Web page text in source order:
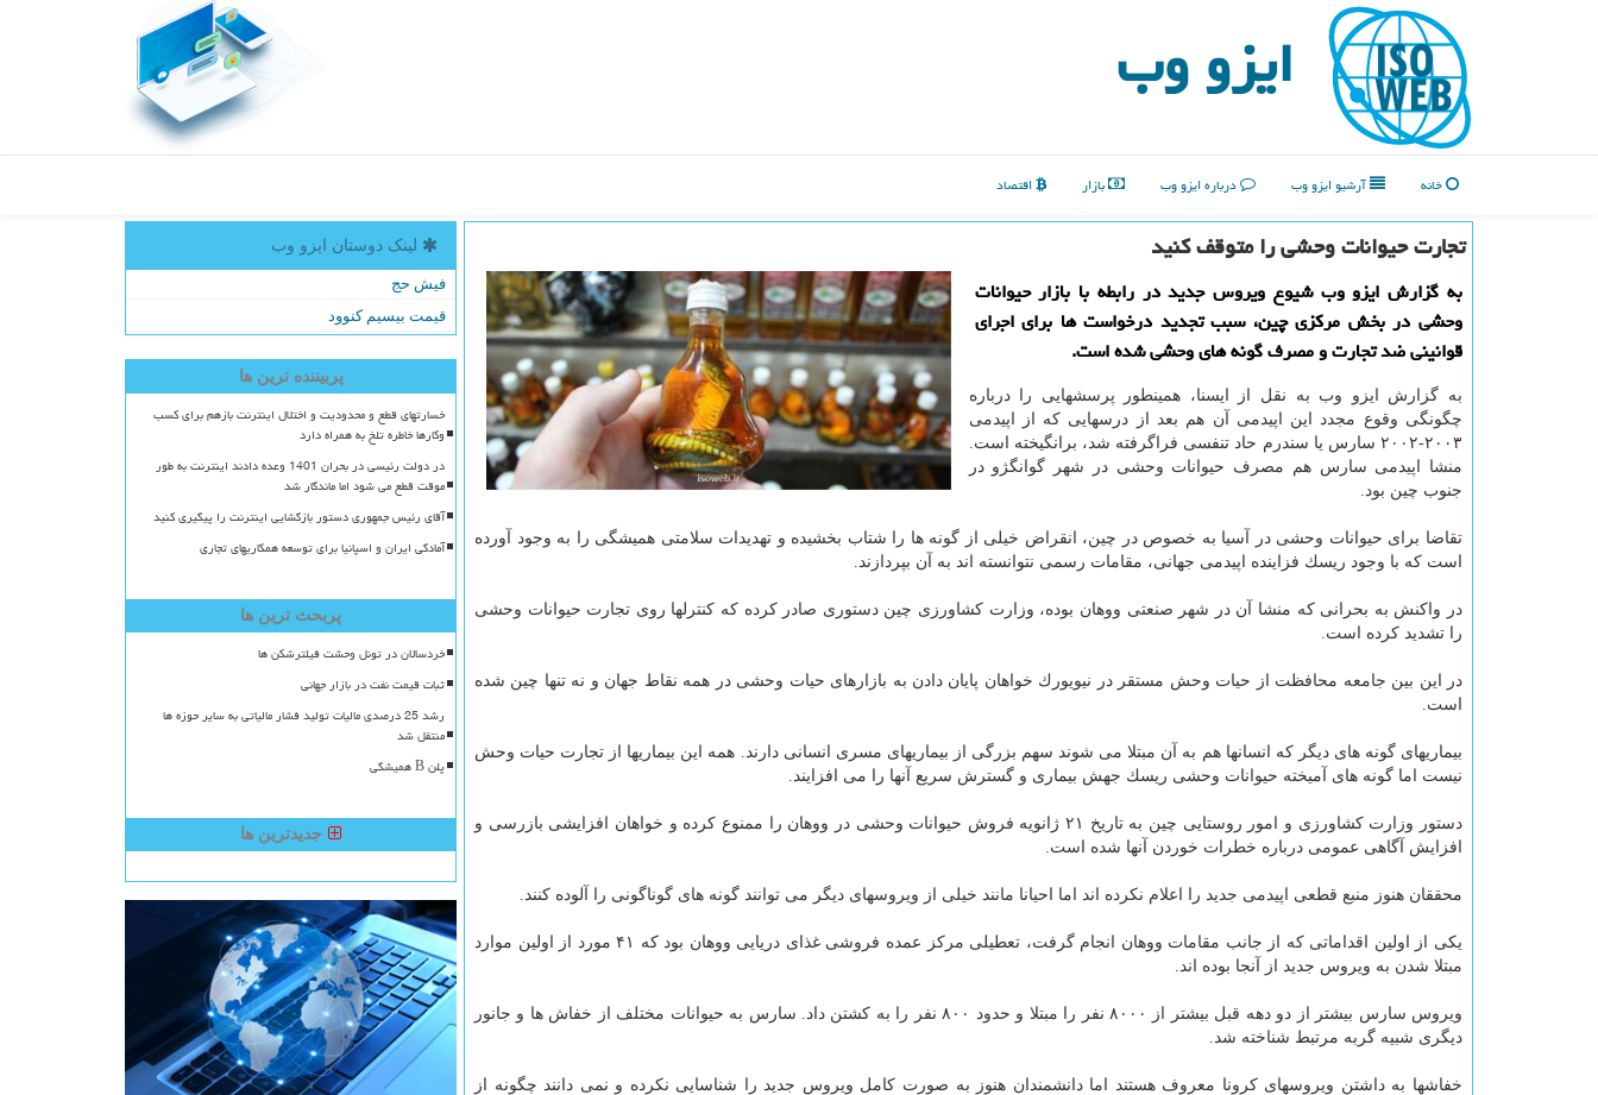
ایزو وب
خانه آرشیو ایزو وب درباره ایزو وب بازار اقتصاد
تجارت حیوانات وحشی را متوقف كنید
به گزارش ایزو وب شیوع ویروس جدید در رابطه با بازار حیوانات
وحشی در بخش مركزی چین، سبب تجدید درخواست ها برای اجرای
قوانینی ضد تجارت و مصرف گونه های وحشی شده است.
به گزارش ایزو وب به نقل از ایسنا، همینطور پرسشهایی را درباره
چگونگی وقوع مجدد این اپیدمی آن هم بعد از درسهایی كه از اپیدمی
۲۰۰۳-۲۰۰۲ سارس یا سندرم حاد تنفسی فراگرفته شد، برانگیخته است.
منشا اپیدمی سارس هم مصرف حیوانات وحشی در شهر گوانگژو در
جنوب چین بود.
تقاضا برای حیوانات وحشی در آسیا به خصوص در چین، انقراض خیلی از گونه ها را شتاب بخشیده و تهدیدات سلامتی همیشگی را به وجود آورده
است كه با وجود ریسك فزاینده اپیدمی جهانی، مقامات رسمی نتوانسته اند به آن بپردازند.
در واكنش به بحرانی كه منشا آن در شهر صنعتی ووهان بوده، وزارت كشاورزی چین دستوری صادر كرده كه كنترلها روی تجارت حیوانات وحشی
را تشدید كرده است.
در این بین جامعه محافظت از حیات وحش مستقر در نیویورك خواهان پایان دادن به بازارهای حیات وحشی در همه نقاط جهان و نه تنها چین شده
است.
بیماریهای گونه های دیگر كه انسانها هم به آن مبتلا می شوند سهم بزرگی از بیماریهای مسری انسانی دارند. همه این بیماریها از تجارت حیات وحش
نیست اما گونه های آمیخته حیوانات وحشی ریسك جهش بیماری و گسترش سریع آنها را می افزایند.
دستور وزارت كشاورزی و امور روستایی چین به تاریخ ۲۱ ژانویه فروش حیوانات وحشی در ووهان را ممنوع كرده و خواهان افزایشی بازرسی و
افزایش آگاهی عمومی درباره خطرات خوردن آنها شده است.
محققان هنوز منبع قطعی اپیدمی جدید را اعلام نكرده اند اما احیانا مانند خیلی از ویروسهای دیگر می توانند گونه های گوناگونی را آلوده كنند.
یكی از اولین اقداماتی كه از جانب مقامات ووهان انجام گرفت، تعطیلی مركز عمده فروشی غذای دریایی ووهان بود كه ۴۱ مورد از اولین موارد
مبتلا شدن به ویروس جدید از آنجا بوده اند.
ویروس سارس بیشتر از دو دهه قبل بیشتر از ۸۰۰۰ نفر را مبتلا و حدود ۸۰۰ نفر را به كشتن داد. سارس به حیوانات مختلف از خفاش ها و جانور
دیگری شبیه گربه مرتبط شناخته شد.
خفاشها به داشتن ویروسهای كرونا معروف هستند اما دانشمندان هنوز به صورت كامل ویروس جدید را شناسایی نكرده و نمی دانند چگونه از
لینک دوستان ایزو وب
فیش حج
قیمت بیسیم کنوود
پربیننده ترین ها
خسارتهای قطع و محدودیت و اختلال اینترنت بازهم برای کسب
وکارها خاطره تلخ به همراه دارد
در دولت رئیسی در بحران 1401 وعده دادند اینترنت به طور
موقت قطع می شود اما ماندگار شد
آقای رئیس جمهوری دستور بازگشایی اینترنت را پیگیری کنید
آمادگی ایران و اسپانیا برای توسعه همکاریهای تجاری
پربحث ترین ها
خردسالان در تونل وحشت فیلترشکن ها
ثبات قیمت نفت در بازار جهانی
رشد 25 درصدی مالیات تولید فشار مالیاتی به سایر حوزه ها
منتقل شد
پلن B همیشگی
جدیدترین ها